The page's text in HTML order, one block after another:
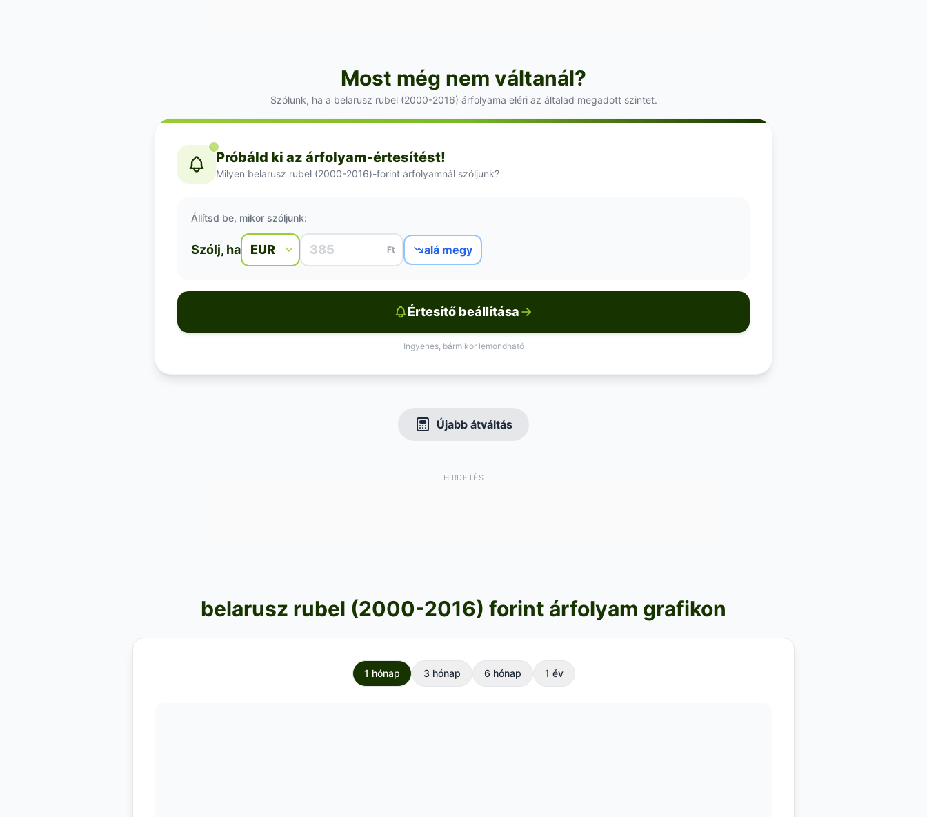
Most még nem váltanál?
Szólunk, ha a belarusz rubel (2000-2016) árfolyama eléri az általad megadott szintet.
Próbáld ki az árfolyam-értesítést!
Milyen belarusz rubel (2000-2016)-forint árfolyamnál szóljunk?
Állítsd be, mikor szóljunk:
Szólj, ha Ft alá megy
Értesítő beállítása
Ingyenes, bármikor lemondható
Újabb átváltás
HIRDETÉS
belarusz rubel (2000-2016) forint árfolyam grafikon
1 hónap 3 hónap 6 hónap 1 év